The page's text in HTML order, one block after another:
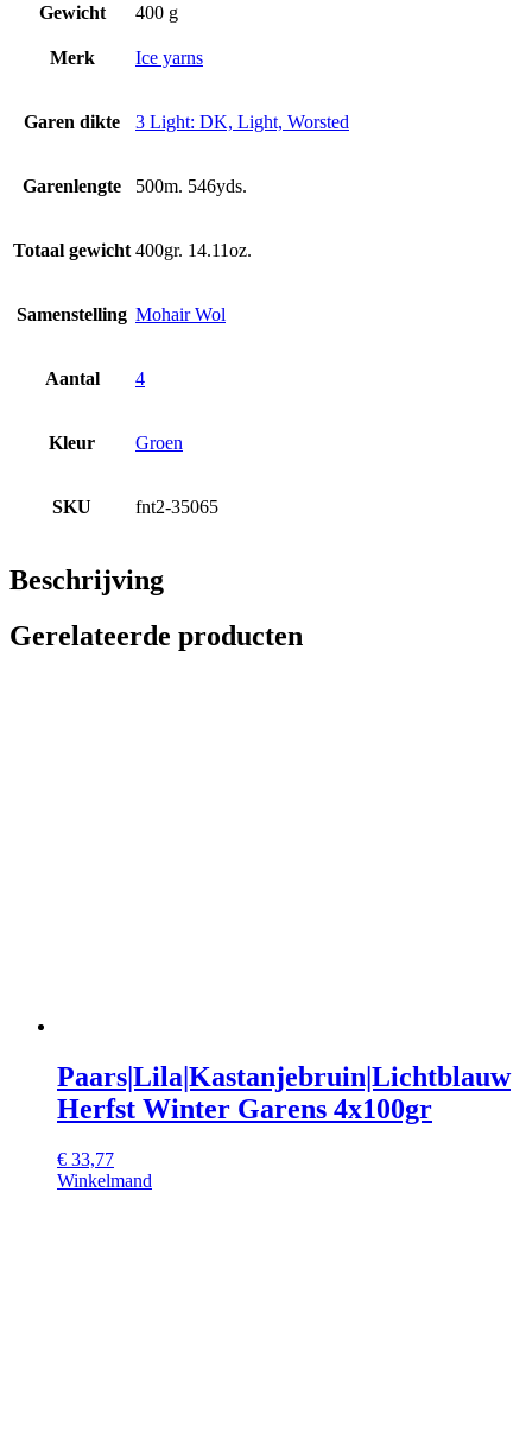
Gewicht 400 g
Merk Ice yarns
Garen dikte 3 Light: DK, Light, Worsted
Garenlengte 500m. 546yds.
Totaal gewicht 400gr. 14.11oz.
Samenstelling Mohair Wol
Aantal 4
Kleur Groen
SKU fnt2-35065
Beschrijving
Gerelateerde producten
Paars|Lila|Kastanjebruin|Lichtblauw
Herfst Winter Garens 4x100gr
€ 33,77
Winkelmand